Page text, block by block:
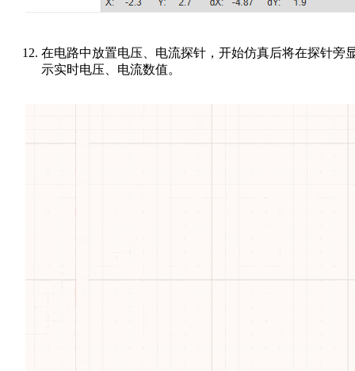
在电路中放置电压、电流探针，开始仿真后将在探针旁
示实时电压、电流数值。